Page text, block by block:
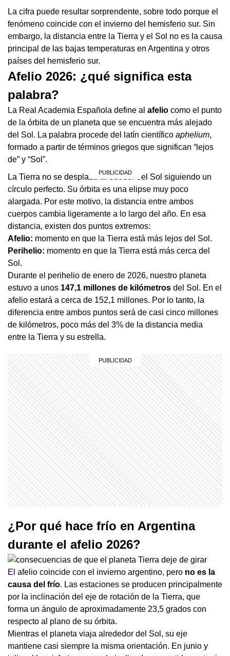
La cifra puede resultar sorprendente, sobre todo porque el
fenómeno coincide con el invierno del hemisferio sur. Sin
embargo, la distancia entre la Tierra y el Sol no es la causa
principal de las bajas temperaturas en Argentina y otros
países del hemisferio sur.
Afelio 2026: ¿qué significa esta
palabra?
La Real Academia Española define al afelio como el punto
de la órbita de un planeta que se encuentra más alejado
del Sol. La palabra procede del latín científico aphelium,
formado a partir de términos griegos que significan “lejos
de” y “Sol”.
La Tierra no se desplaza alrededor del Sol siguiendo un
círculo perfecto. Su órbita es una elipse muy poco
alargada. Por este motivo, la distancia entre ambos
cuerpos cambia ligeramente a lo largo del año. En esa
distancia, existen dos puntos extremos:
Afelio: momento en que la Tierra está más lejos del Sol.
Perihelio: momento en que la Tierra está más cerca del
Sol.
Durante el perihelio de enero de 2026, nuestro planeta
estuvo a unos 147,1 millones de kilómetros del Sol. En el
afelio estará a cerca de 152,1 millones. Por lo tanto, la
diferencia entre ambos puntos será de casi cinco millones
de kilómetros, poco más del 3% de la distancia media
entre la Tierra y su estrella.
¿Por qué hace frío en Argentina
durante el afelio 2026?
El afelio coincide con el invierno argentino, pero no es la
causa del frío. Las estaciones se producen principalmente
por la inclinación del eje de rotación de la Tierra, que
forma un ángulo de aproximadamente 23,5 grados con
respecto al plano de su órbita.
Mientras el planeta viaja alrededor del Sol, su eje
mantiene casi siempre la misma orientación. En junio y